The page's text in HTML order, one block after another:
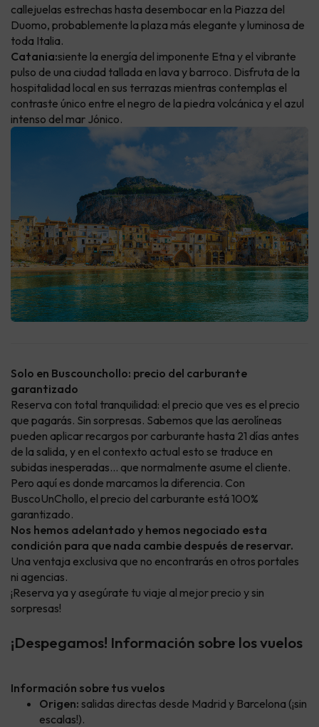
callejuelas estrechas hasta desembocar en la Piazza del
Duomo, probablemente la plaza más elegante y luminosa de
toda Italia.
Catania:siente la energía del imponente Etna y el vibrante
pulso de una ciudad tallada en lava y barroco. Disfruta de la
hospitalidad local en sus terrazas mientras contemplas el
contraste único entre el negro de la piedra volcánica y el azul
intenso del mar Jónico.
Solo en Buscounchollo: precio del carburante
garantizado
Reserva con total tranquilidad: el precio que ves es el precio
que pagarás. Sin sorpresas. Sabemos que las aerolíneas
pueden aplicar recargos por carburante hasta 21 días antes
de la salida, y en el contexto actual esto se traduce en
subidas inesperadas… que normalmente asume el cliente.
Pero aquí es donde marcamos la diferencia. Con
BuscoUnChollo, el precio del carburante está 100%
garantizado.
Nos hemos adelantado y hemos negociado esta
condición para que nada cambie después de reservar.
Una ventaja exclusiva que no encontrarás en otros portales
ni agencias.
¡Reserva ya y asegúrate tu viaje al mejor precio y sin
sorpresas!
¡Despegamos! Información sobre los vuelos
Información sobre tus vuelos
Origen: salidas directas desde Madrid y Barcelona (¡sin
escalas!).